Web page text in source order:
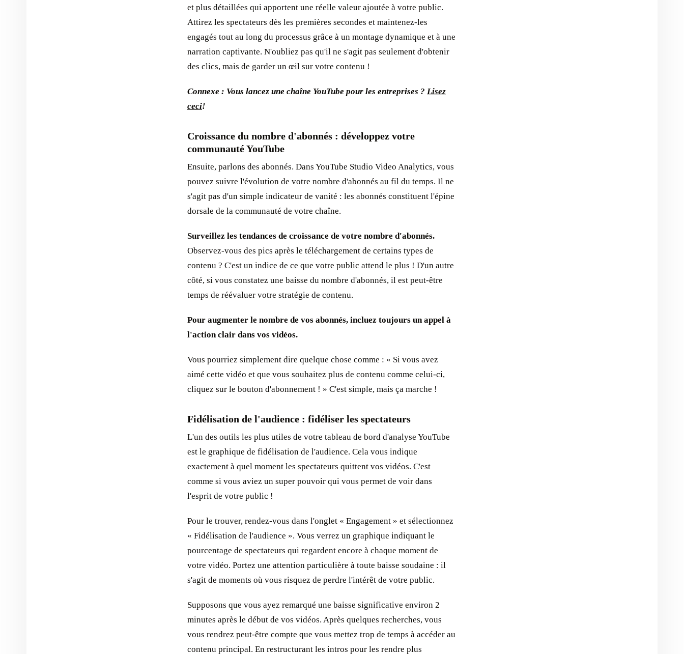
et plus détaillées qui apportent une réelle valeur ajoutée à votre public.
Attirez les spectateurs dès les premières secondes et maintenez-les
engagés tout au long du processus grâce à un montage dynamique et à une
narration captivante. N'oubliez pas qu'il ne s'agit pas seulement d'obtenir
des clics, mais de garder un œil sur votre contenu !
Connexe : Vous lancez une chaîne YouTube pour les entreprises ? Lisez
ceci!
Croissance du nombre d'abonnés : développez votre
communauté YouTube
Ensuite, parlons des abonnés. Dans YouTube Studio Video Analytics, vous
pouvez suivre l'évolution de votre nombre d'abonnés au fil du temps. Il ne
s'agit pas d'un simple indicateur de vanité : les abonnés constituent l'épine
dorsale de la communauté de votre chaîne.
Surveillez les tendances de croissance de votre nombre d'abonnés.
Observez-vous des pics après le téléchargement de certains types de
contenu ? C'est un indice de ce que votre public attend le plus ! D'un autre
côté, si vous constatez une baisse du nombre d'abonnés, il est peut-être
temps de réévaluer votre stratégie de contenu.
Pour augmenter le nombre de vos abonnés, incluez toujours un appel à
l'action clair dans vos vidéos.
Vous pourriez simplement dire quelque chose comme : « Si vous avez
aimé cette vidéo et que vous souhaitez plus de contenu comme celui-ci,
cliquez sur le bouton d'abonnement ! » C'est simple, mais ça marche !
Fidélisation de l'audience : fidéliser les spectateurs
L'un des outils les plus utiles de votre tableau de bord d'analyse YouTube
est le graphique de fidélisation de l'audience. Cela vous indique
exactement à quel moment les spectateurs quittent vos vidéos. C'est
comme si vous aviez un super pouvoir qui vous permet de voir dans
l'esprit de votre public !
Pour le trouver, rendez-vous dans l'onglet « Engagement » et sélectionnez
« Fidélisation de l'audience ». Vous verrez un graphique indiquant le
pourcentage de spectateurs qui regardent encore à chaque moment de
votre vidéo. Portez une attention particulière à toute baisse soudaine : il
s'agit de moments où vous risquez de perdre l'intérêt de votre public.
Supposons que vous ayez remarqué une baisse significative environ 2
minutes après le début de vos vidéos. Après quelques recherches, vous
vous rendrez peut-être compte que vous mettez trop de temps à accéder au
contenu principal. En restructurant les intros pour les rendre plus